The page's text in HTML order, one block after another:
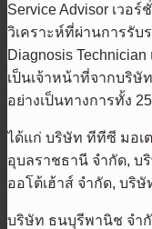
Service Advisor เวอ
วิเคราะห์ที่ผ่านการรับ
Diagnosis
เป็นเจ้าหน้าที่จากบริษั
อย่างเป็นทางการทั้ง
ได้แก่ บริษัท ทีทีซี มอเ
อุบลราชธานี จำกัด, บ
ออโต้เฮ้าส์ จำกัด, บริษั
บริษัท ธนบุรีพานิช จำ